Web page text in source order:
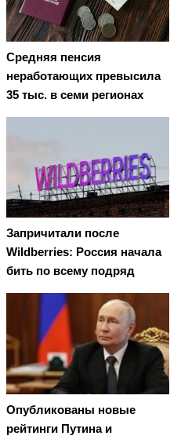
Средняя пенсия
неработающих превысила
35 тыс. в семи регионах
Запричитали после
Wildberries: Россия начала
бить по всему подряд
Опубликованы новые
рейтинги Путина и